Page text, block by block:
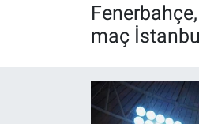
maç
1461 TRABZON
ALT LIGLER
Haber Arşivi